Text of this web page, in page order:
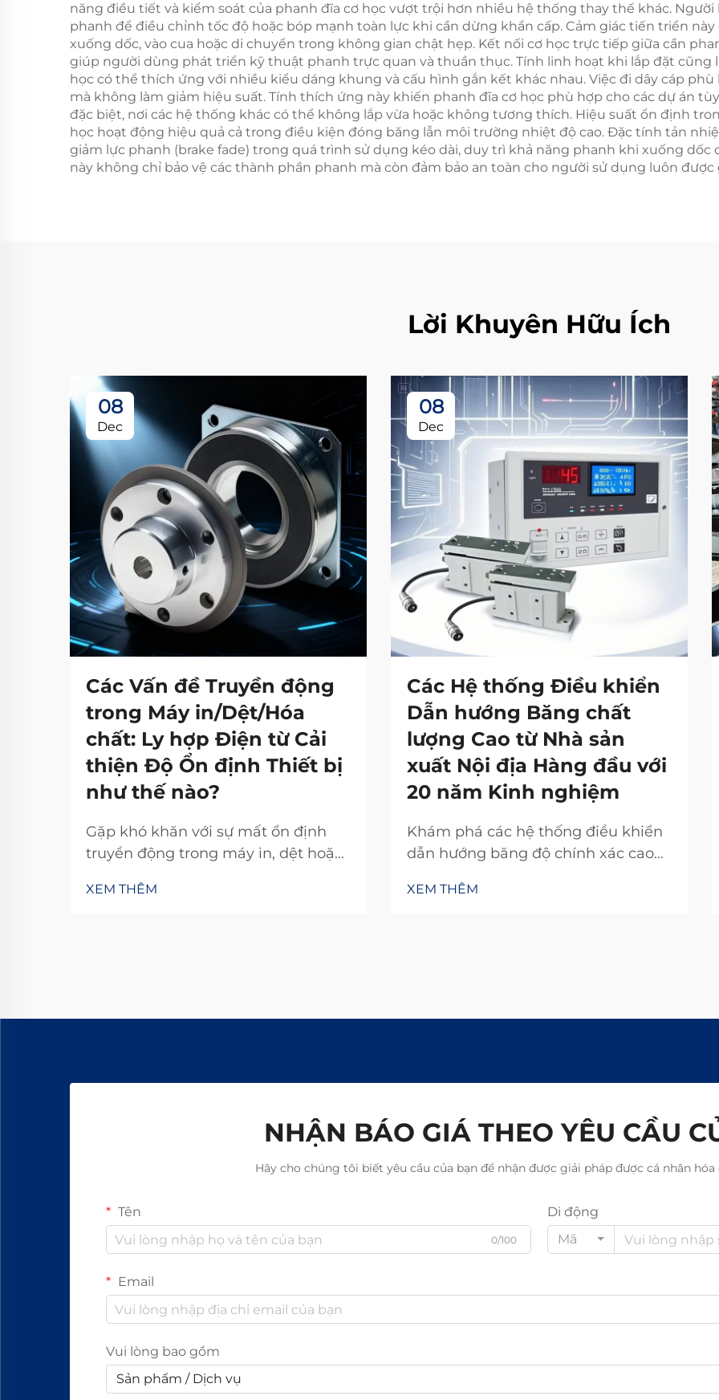
năng điều tiết và kiểm soát của phanh đĩa cơ học vượt trội hơn nhiều hệ thống thay thế khác.
phanh để điều chỉnh tốc độ hoặc bóp mạnh toàn lực khi cần dừng khẩn cấp. Cảm giác tiến triển
xuống dốc, vào cua hoặc di chuyển trong không gian chật hẹp. Kết nối cơ học trực tiếp giữa cần
giúp người dùng phát triển kỹ thuật phanh trực quan và thuần thục. Tính linh hoạt khi lắp đặt cũng
học có thể thích ứng với nhiều kiểu dáng khung và cấu hình gắn kết khác nhau. Việc đi dây cáp
mà không làm giảm hiệu suất. Tính thích ứng này khiến phanh đĩa cơ học phù hợp cho các dự án
đặc biệt, nơi các hệ thống khác có thể không lắp vừa hoặc không tương thích. Hiệu suất ổn định
học hoạt động hiệu quả cả trong điều kiện đóng băng lẫn môi trường nhiệt độ cao. Đặc tính tản
giảm lực phanh (brake fade) trong quá trình sử dụng kéo dài, duy trì khả năng phanh khi xuống dốc
này không chỉ bảo vệ các thành phần phanh mà còn đảm bảo an toàn cho người sử dụng luôn
Lời Khuyên Hữu Ích
08
Dec
Các Vấn đề Truyền động
trong Máy in/Dệt/Hóa
chất: Ly hợp Điện từ Cải
thiện Độ Ổn định Thiết bị
như thế nào?
Gặp khó khăn với sự mất ổn định
truyền động trong máy in, dệt hoặc
bỏ hiện tượng trượt, tăng năng suất
XEM THÊM
08
Dec
Các Hệ thống Điều khiển
Dẫn hướng Băng chất
lượng Cao từ Nhà sản
xuất Nội địa Hàng đầu với
20 năm Kinh nghiệm
Khám phá các hệ thống điều khiển
dẫn hướng băng độ chính xác cao
năm kinh nghiệm nghiên cứu và
XEM THÊM
NHẬN BÁO GIÁ THEO YÊU CẦU
Hãy cho chúng tôi biết yêu cầu của bạn để nhận được giải pháp được cá nhân hóa
Tên
0/100
Di động
Mã
Email
Vui lòng bao gồm
Sản phẩm / Dịch vụ